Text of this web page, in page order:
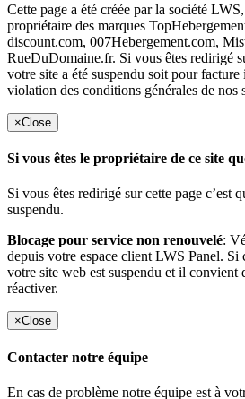
Cette page a été créée par la société
propriétaire des marques
discount.com, 007Hebergement.com,
RueDuDomaine.fr. Si vous êtes redirigé
votre site a été suspendu soit pour
violation des conditions générales de nos
×Close
Si vous êtes le propriétaire de ce site
Si vous êtes redirigé sur cette page c’est
suspendu.
Blocage pour service non renouvelé:
depuis votre espace client LWS Panel. Si
votre site web est suspendu et il convient
réactiver.
×Close
Contacter notre équipe
En cas de problème notre équipe est à